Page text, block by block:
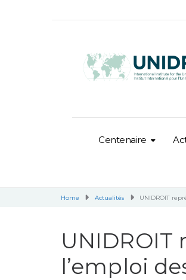
Centenaire
Home Actualités UNIDROIT
UNIDROIT
l’emploi